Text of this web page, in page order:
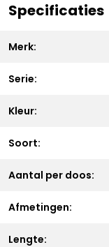
Specificaties
Merk:
Serie:
Kleur:
Soort:
Aantal per doos:
Afmetingen:
Lengte: